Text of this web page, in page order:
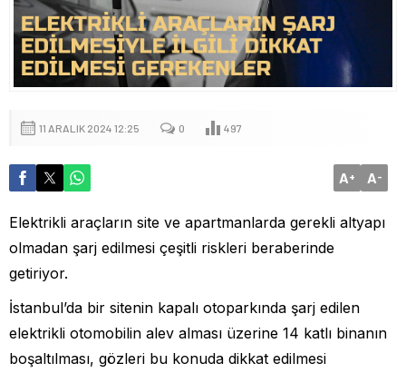
11 ARALIK 2024 12:25 0 497
A+ A-
Elektrikli araçların site ve apartmanlarda gerekli altyapı
olmadan şarj edilmesi çeşitli riskleri beraberinde
getiriyor.
İstanbul’da bir sitenin kapalı otoparkında şarj edilen
elektrikli otomobilin alev alması üzerine 14 katlı binanın
boşaltılması, gözleri bu konuda dikkat edilmesi